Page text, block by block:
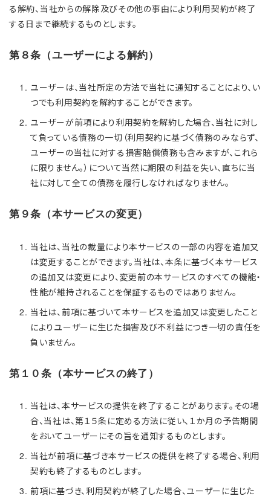
る解約、当社からの解除及びその他の事由により利用契約が終了
する日まで継続するものとします。
第８条（ユーザーによる解約）
ユーザーは、当社所定の方法で当社に通知することにより、い
つでも利用契約を解約することができます。
ユーザーが前項により利用契約を解約した場合、当社に対し
て負っている債務の一切（利用契約に基づく債務のみならず、
ユーザーの当社に対する損害賠償債務も含みますが、これら
に限りません。）について当然に期限の利益を失い、直ちに当
社に対して全ての債務を履行しなければなりません。
第９条（本サービスの変更）
当社は、当社の裁量により本サービスの一部の内容を追加又
は変更することができます。当社は、本条に基づく本サービス
の追加又は変更により、変更前の本サービスのすべての機能・
性能が維持されることを保証するものではありません。
当社は、前項に基づいて本サービスを追加又は変更したこと
によりユーザーに生じた損害及び不利益につき一切の責任を
負いません。
第１０条（本サービスの終了）
当社は、本サービスの提供を終了することがあります。その場
合、当社は、第１５条に定める方法に従い、１か月の予告期間
をおいてユーザーにその旨を通知するものとします。
当社が前項に基づき本サービスの提供を終了する場合、利用
契約も終了するものとします。
前項に基づき、利用契約が終了した場合、ユーザーに生じた